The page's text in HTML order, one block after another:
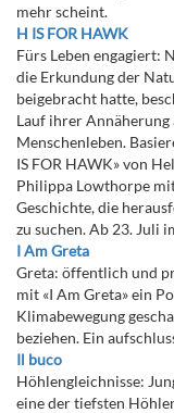
mehr scheint.
H IS FOR HAWK
Fürs Leben engagiert:
die Erkundung der
beigebracht hatte,
Lauf ihrer Annäherung
Menschenleben.
IS FOR HAWK» von
Philippa Lowthorpe
Geschichte, die
zu suchen. Ab 23. Juli
I Am Greta
Greta: öffentlich und
mit «I Am Greta» ein
Klimabewegung
beziehen. Ein
Il buco
Höhlengleichnisse:
eine der tiefsten